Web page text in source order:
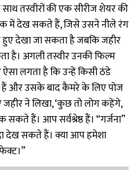
साथ तस्वीरों की एक सीरीज शेयर की
में देख सकते हैं, जिसे उसने नीले रंग
देखा जा सकता है जबकि जहीर
है। अगली तस्वीर उनकी फिल्म
लगता है कि उन्हें किसी ठंडे
हैं और उसके बाद कैमरे के लिए पोज
ने लिखा, ‘कुछ तो लोग कहेंगे,
हैं। आप सर्वश्रेष्ठ हैं। “गर्जना”
देख सकते हैं। क्या आप हमेशा